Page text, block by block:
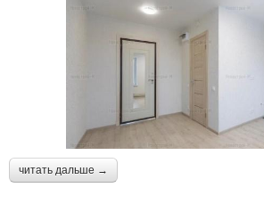
читать дальше →